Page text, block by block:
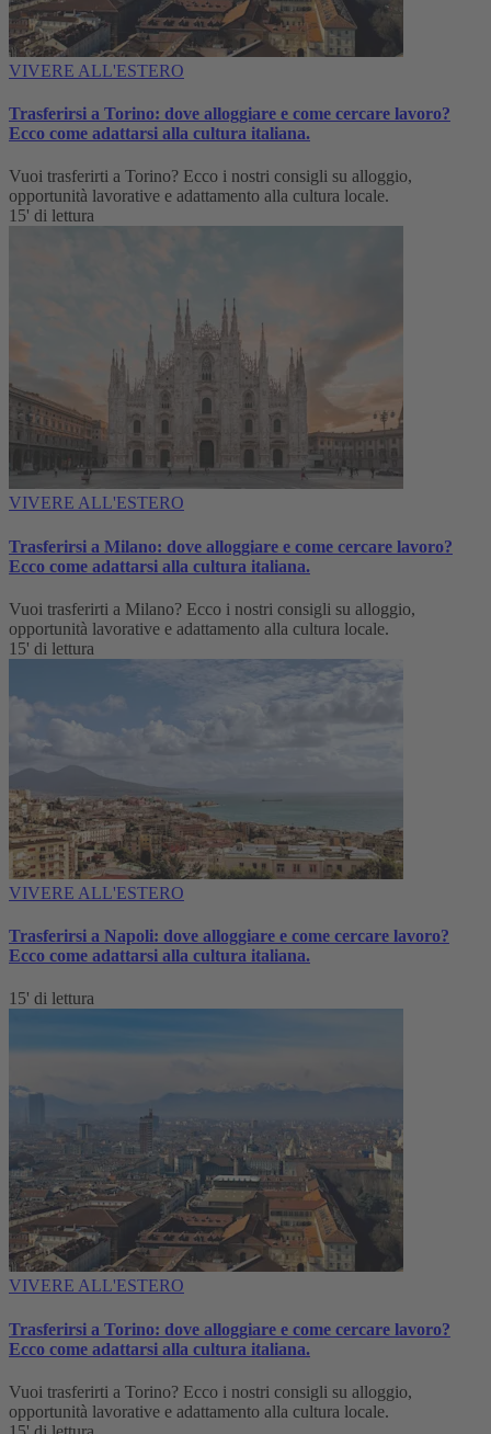
VIVERE ALL'ESTERO
Trasferirsi a Torino: dove alloggiare e come cercare lavoro?
Ecco come adattarsi alla cultura italiana.
Vuoi trasferirti a Torino? Ecco i nostri consigli su alloggio,
opportunità lavorative e adattamento alla cultura locale.
15' di lettura
VIVERE ALL'ESTERO
Trasferirsi a Milano: dove alloggiare e come cercare lavoro?
Ecco come adattarsi alla cultura italiana.
Vuoi trasferirti a Milano? Ecco i nostri consigli su alloggio,
opportunità lavorative e adattamento alla cultura locale.
15' di lettura
VIVERE ALL'ESTERO
Trasferirsi a Napoli: dove alloggiare e come cercare lavoro?
Ecco come adattarsi alla cultura italiana.
15' di lettura
VIVERE ALL'ESTERO
Trasferirsi a Torino: dove alloggiare e come cercare lavoro?
Ecco come adattarsi alla cultura italiana.
Vuoi trasferirti a Torino? Ecco i nostri consigli su alloggio,
opportunità lavorative e adattamento alla cultura locale.